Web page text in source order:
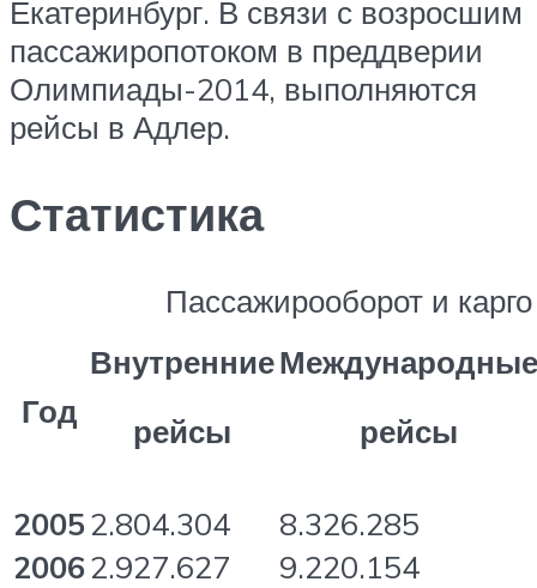
Екатеринбург. В связи с возросшим
пассажиропотоком в преддверии
Олимпиады-2014, выполняются
рейсы в Адлер.
Статистика
Пассажирооборот и
Год
Внутренние
рейсы
Международные
рейсы
20052.804.304
8.326.285
20062.927.627
9.220.154